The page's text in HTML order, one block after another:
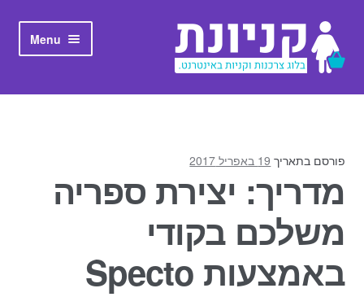
Skip to navigation
Skip to content
Menu
ראשי
פורסם בתאריך 19 באפריל 2017
מדריך: יצירת ספריה
משלכם בקודי
באמצעות Specto